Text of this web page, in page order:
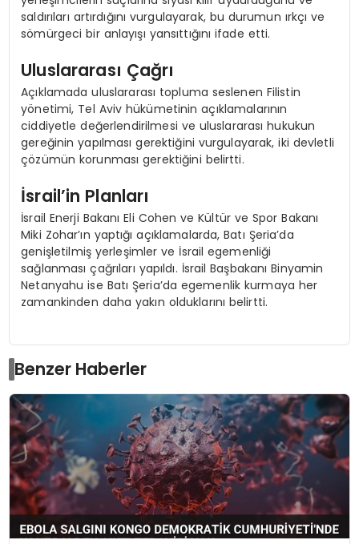
saldırıları artırdığını vurgulayarak, bu durumun ırkçı ve
sömürgeci bir anlayışı yansıttığını ifade etti.
Uluslararası Çağrı
Açıklamada uluslararası topluma seslenen Filistin
yönetimi, Tel Aviv hükümetinin açıklamalarının
ciddiyetle değerlendirilmesi ve uluslararası hukukun
gereğinin yapılması gerektiğini vurgulayarak, iki devletli
çözümün korunması gerektiğini belirtti.
İsrail’in Planları
İsrail Enerji Bakanı Eli Cohen ve Kültür ve Spor Bakanı
Miki Zohar’ın yaptığı açıklamalarda, Batı Şeria’da
genişletilmiş yerleşimler ve İsrail egemenliği
sağlanması çağrıları yapıldı. İsrail Başbakanı Binyamin
Netanyahu ise Batı Şeria’da egemenlik kurmaya her
zamankinden daha yakın olduklarını belirtti.
Benzer Haberler